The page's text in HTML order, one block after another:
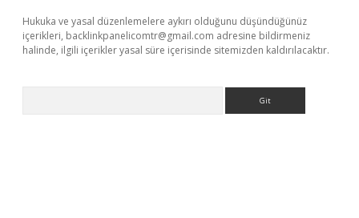
Hukuka ve yasal düzenlemelere aykırı olduğunu düşündüğünüz
içerikleri, backlinkpanelicomtr@gmail.com adresine bildirmeniz
halinde, ilgili içerikler yasal süre içerisinde sitemizden kaldırılacaktır.